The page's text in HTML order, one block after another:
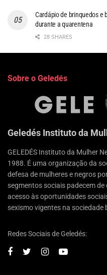
Cardápio de brinquedos e
durante a quarentena
28 SHARES
Sobre o Geledés
Geledés Instituto da
GELEDÉS Instituto da Mulher
1988. É uma organização da
defesa de mulheres e negros
segmentos sociais padecem
acesso às oportunidades
sexismo vigentes na sociedade
Redes Sociais de Geledés: